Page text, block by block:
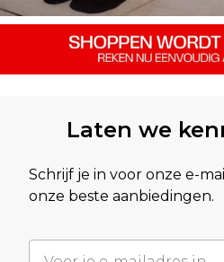
Laten we
Schrijf je in voor onze e-
onze beste aanbiedingen.